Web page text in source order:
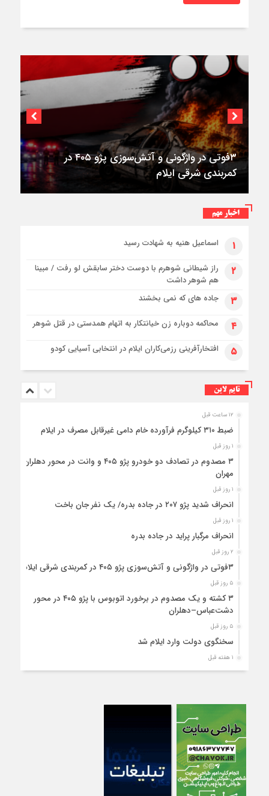
۳فوتی در واژگونی و آتش‌سوزی پژو ۴۰۵ در
کمربندی شرقی ایلام
اخبار مهم
۱ اسماعیل هنیه به شهادت رسید
۲
راز شیطانی شوهرم با دوست دختر سابقش لو رفت / مبینا
هم شوهر داشت
۳ جاده های که نمی بخشند
۴ محاکمه دوباره زن خیانتکار به اتهام همدستی در قتل شوهر
۵ افتخارآفرینی رزمی‌کاران ایلام در انتخابی آسیایی کودو
تایم لاین
۱۲ ساعت قبل
ضبط ۳۱۰ کیلوگرم فرآورده خام دامی غیرقابل مصرف در ایلام
۱ روز قبل
۳ مصدوم در تصادف دو خودرو پژو ۴۰۵ و وانت در محور دهلران-
مهران
۱ روز قبل
انحراف شدید پژو ۲۰۷ در جاده بدره/ یک نفر جان باخت
۱ روز قبل
انحراف مرگبار پراید در جاده بدره
۲ روز قبل
۳فوتی در واژگونی و آتش‌سوزی پژو ۴۰۵ در کمربندی شرقی ایلام
۵ روز قبل
۳ کشته و یک مصدوم در برخورد اتوبوس با پژو ۴۰۵ در محور
دشت‌عباس–دهلران
۵ روز قبل
سخنگوی دولت وارد ایلام شد
۱ هفته قبل
استقرار ۷۱۴ دستگاه اتوبوس در پایانه برکت مهران برای بازگشت
واژگونی مرگبار پژوپارس در محور دهلران/ ۴ زائر اربعین جان باختند
۱ هفته قبل
۴کشته و یک مصدوم در حادثه مرگبار واژگونی خودرو پژو پارس در
دهلران
۱ هفته قبل
انتقال هوایی زائر اربعین از ایلام به تهران